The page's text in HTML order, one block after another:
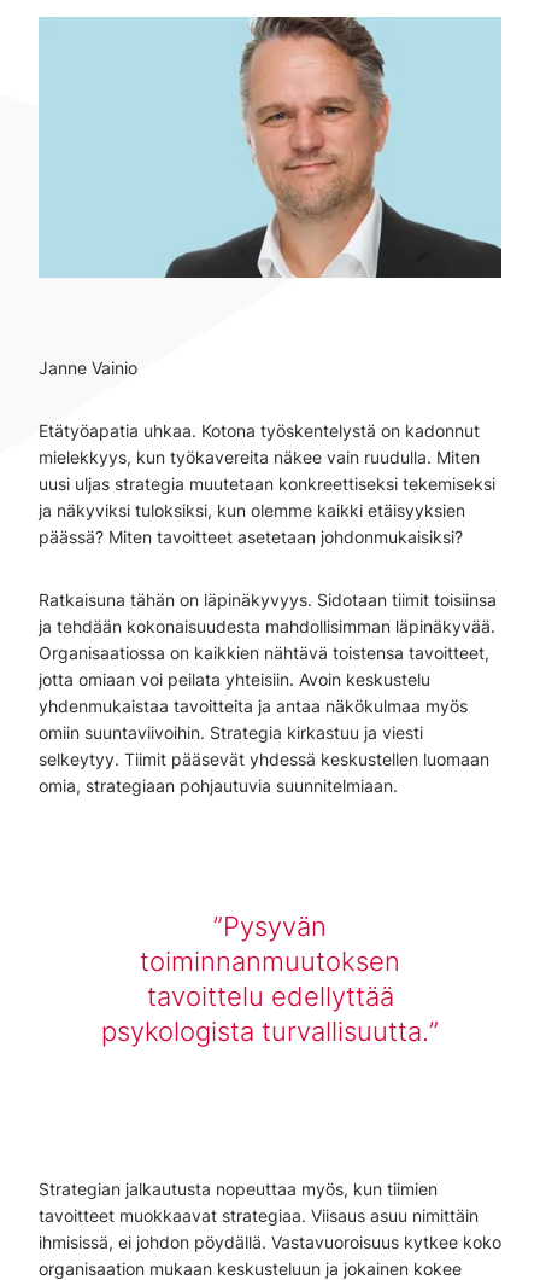
Janne Vainio
Etätyöapatia uhkaa. Kotona työskentelystä on kadonnut
mielekkyys, kun työkavereita näkee vain ruudulla. Miten
uusi uljas strategia muutetaan konkreettiseksi tekemiseksi
ja näkyviksi tuloksiksi, kun olemme kaikki etäisyyksien
päässä? Miten tavoitteet asetetaan johdonmukaisiksi?
Ratkaisuna tähän on läpinäkyvyys. Sidotaan tiimit toisiinsa
ja tehdään kokonaisuudesta mahdollisimman läpinäkyvää.
Organisaatiossa on kaikkien nähtävä toistensa tavoitteet,
jotta omiaan voi peilata yhteisiin. Avoin keskustelu
yhdenmukaistaa tavoitteita ja antaa näkökulmaa myös
omiin suuntaviivoihin. Strategia kirkastuu ja viesti
selkeytyy. Tiimit pääsevät yhdessä keskustellen luomaan
omia, strategiaan pohjautuvia suunnitelmiaan.
Pysyvän
toiminnanmuutoksen
tavoittelu edellyttää
psykologista turvallisuutta.
Strategian jalkautusta nopeuttaa myös, kun tiimien
tavoitteet muokkaavat strategiaa. Viisaus asuu nimittäin
ihmisissä, ei johdon pöydällä. Vastavuoroisuus kytkee koko
organisaation mukaan keskusteluun ja jokainen kokee